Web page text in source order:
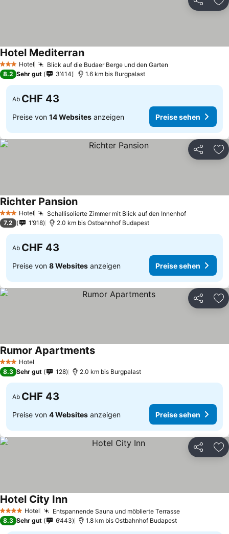
Teilen
3 SterneHotel Blick auf die Budaer Berge und den Garten
Hotel Mediterran
8.2 Sehr gut 3’414 1.6 km bis Burgpalast
Ab CHF 43
Preise von 14 Websites anzeigen Preise sehen
Teilen
3 SterneHotel Schallisolierte Zimmer mit Blick auf den Innenhof
Richter Pansion
7.2 1’918 2.0 km bis Ostbahnhof Budapest
Ab CHF 43
Preise von 8 Websites anzeigen Preise sehen
Teilen
3 SterneHotel
Rumor Apartments
8.3 Sehr gut 128 2.0 km bis Burgpalast
Ab CHF 43
Preise von 4 Websites anzeigen Preise sehen
Teilen
4 Sterne Hotel Entspannende Sauna und möblierte Terrasse
Hotel City Inn
8.3 Sehr gut 6’443 1.8 km bis Ostbahnhof Budapest